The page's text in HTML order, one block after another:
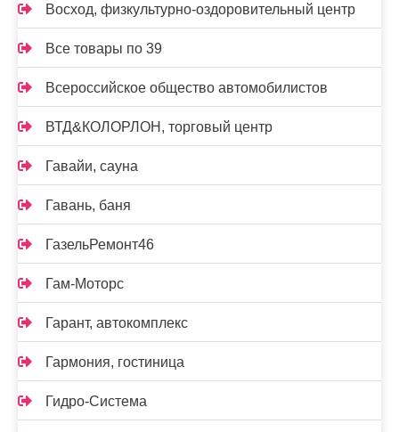
Восход, физкультурно-оздоровительный центр
Все товары по 39
Всероссийское общество автомобилистов
ВТД&КОЛОРЛОН, торговый центр
Гавайи, сауна
Гавань, баня
ГазельРемонт46
Гам-Моторс
Гарант, автокомплекс
Гармония, гостиница
Гидро-Система